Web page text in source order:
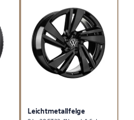
Leichtmetallfelge